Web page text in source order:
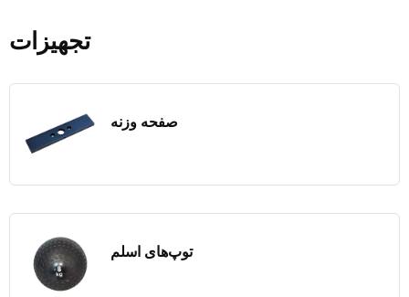
تجهیزات
صفحه وزنه
توپ‌های اسلم